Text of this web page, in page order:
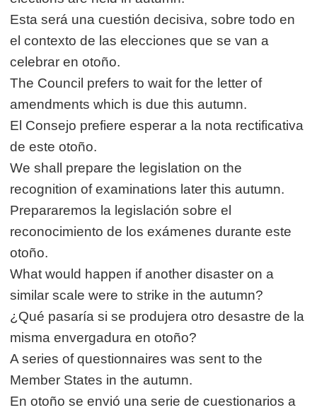
Esta será una cuestión decisiva, sobre todo en
el contexto de las elecciones que se van a
celebrar en otoño.
The Council prefers to wait for the letter of
amendments which is due this autumn.
El Consejo prefiere esperar a la nota rectificativa
de este otoño.
We shall prepare the legislation on the
recognition of examinations later this autumn.
Prepararemos la legislación sobre el
reconocimiento de los exámenes durante este
otoño.
What would happen if another disaster on a
similar scale were to strike in the autumn?
¿Qué pasaría si se produjera otro desastre de la
misma envergadura en otoño?
A series of questionnaires was sent to the
Member States in the autumn.
En otoño se envió una serie de cuestionarios a